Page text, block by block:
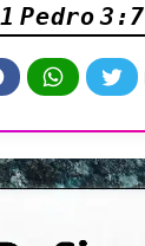
Pedro 3:7